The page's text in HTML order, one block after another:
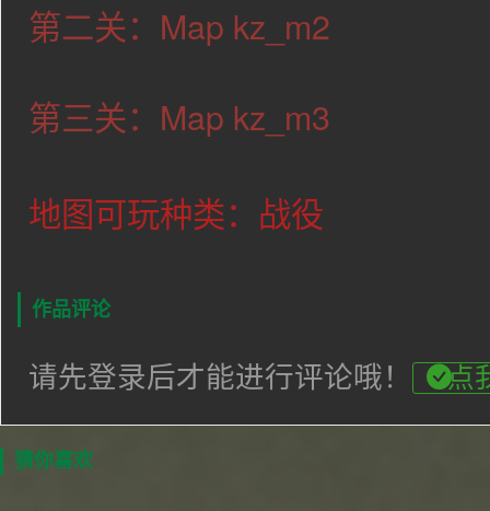
第二关：Map kz_m2
第三关：Map kz_m3
地图可玩种类：战役
作品评论
请先登录后才能进行评论哦！ 点
猜你喜欢